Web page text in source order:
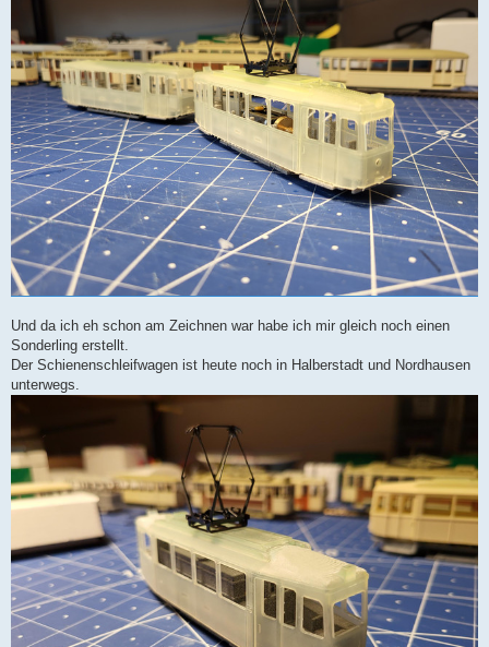
Und da ich eh schon am Zeichnen war habe ich mir gleich noch einen
Sonderling erstellt.
Der Schienenschleifwagen ist heute noch in Halberstadt und Nordhausen
unterwegs.